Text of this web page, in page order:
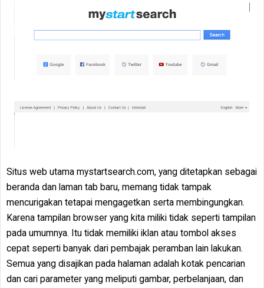
Situs web utama mystartsearch.com, yang ditetapkan sebagai
beranda dan laman tab baru, memang tidak tampak
mencurigakan tetapai mengagetkan serta membingungkan.
Karena tampilan browser yang kita miliki tidak seperti tampilan
pada umumnya. Itu tidak memiliki iklan atau tombol akses
cepat seperti banyak dari pembajak peramban lain lakukan.
Semua yang disajikan pada halaman adalah kotak pencarian
dan cari parameter yang meliputi gambar, perbelanjaan, dan